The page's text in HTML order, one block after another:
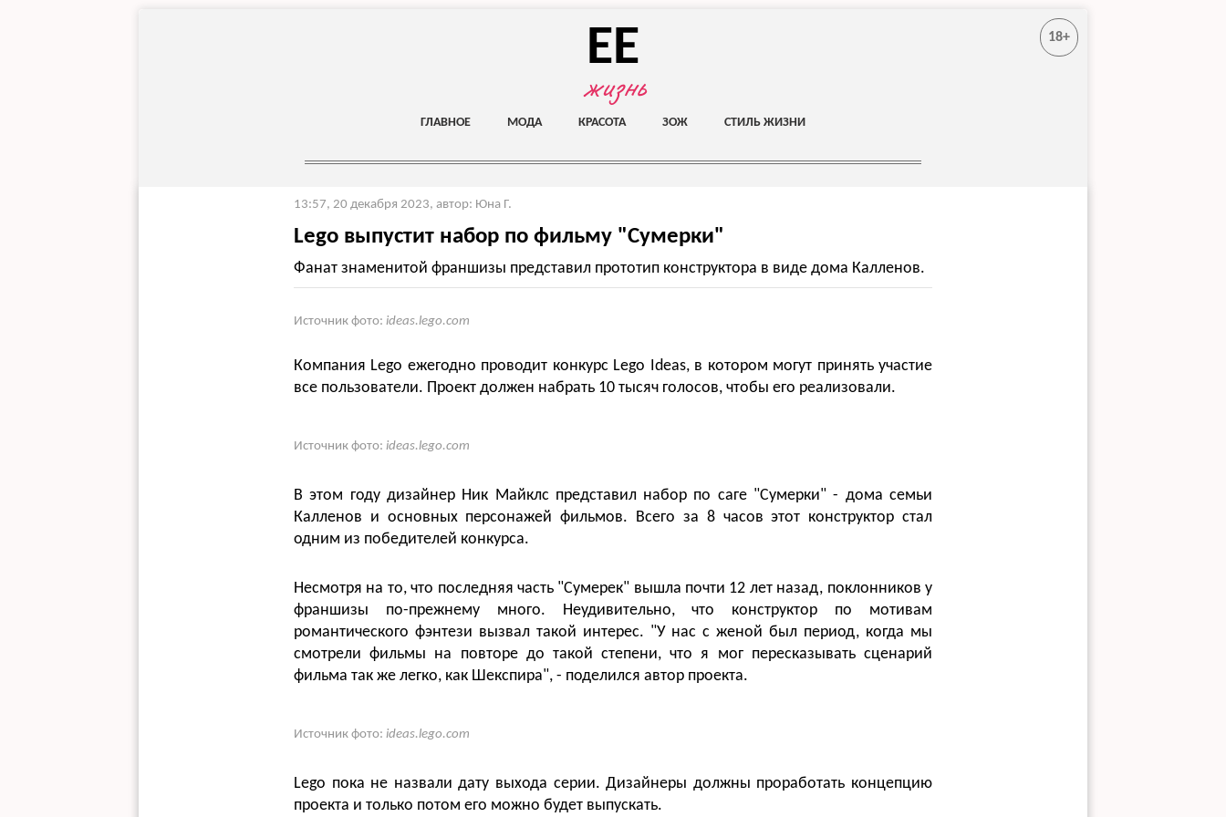
EE
жизнь
18+
ГЛАВНОЕ МОДА КРАСОТА ЗОЖ СТИЛЬ ЖИЗНИ
13:57, 20 декабря 2023, автор: Юна Г.
Lego выпустит набор по фильму "Сумерки"
Фанат знаменитой франшизы представил прототип конструктора в виде дома Калленов.
Источник фото: ideas.lego.com
Компания Lego ежегодно проводит конкурс Lego Ideas, в котором могут принять участие
все пользователи. Проект должен набрать 10 тысяч голосов, чтобы его реализовали.
Источник фото: ideas.lego.com
В этом году дизайнер Ник Майклс представил набор по саге "Сумерки" - дома семьи
Калленов и основных персонажей фильмов. Всего за 8 часов этот конструктор стал
одним из победителей конкурса.
Несмотря на то, что последняя часть "Сумерек" вышла почти 12 лет назад, поклонников у
франшизы по-прежнему много. Неудивительно, что конструктор по мотивам
романтического фэнтези вызвал такой интерес. "У нас с женой был период, когда мы
смотрели фильмы на повторе до такой степени, что я мог пересказывать сценарий
фильма так же легко, как Шекспира", - поделился автор проекта.
Источник фото: ideas.lego.com
Lego пока не назвали дату выхода серии. Дизайнеры должны проработать концепцию
проекта и только потом его можно будет выпускать.